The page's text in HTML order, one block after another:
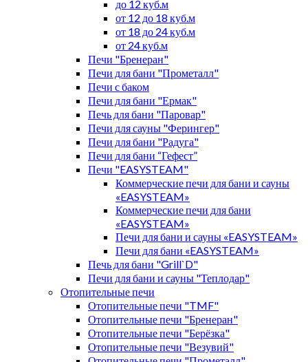
до 12 куб.м
от 12 до 18 куб.м
от 18 до 24 куб.м
от 24 куб.м
Печи "Бренеран"
Печи для бани "Прометалл"
Печи с баком
Печи для бани "Ермак"
Печь для бани "Паровар"
Печи для сауны "Ферингер"
Печи для бани "Радуга"
Печи для бани “Гефест”
Печи "EASYSTEAM"
Коммерческие печи для бани и сауны
«EASYSTEAM»
Коммерческие печи для бани
«EASYSTEAM»
Печи для бани и сауны «EASYSTEAM»
Печи для бани «EASYSTEAM»
Печь для бани "Grill`D"
Печи для бани и сауны "Теплодар"
Отопительные печи
Отопительные печи "TMF"
Отопительные печи "Бренеран"
Отопительные печи "Берёзка"
Отопительные печи "Везувий"